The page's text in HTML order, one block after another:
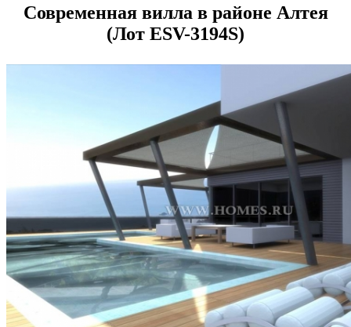
Современная вилла в районе Алтея
(Лот ESV-3194S)